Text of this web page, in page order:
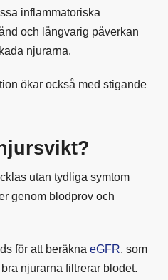
inflammatoriska
och långvarig påverkan
njurarna.
ökar också med stigande
utan tydliga symtom
genom blodprov och
för att beräknaeGFR, som
njurarna filtrerar blodet.